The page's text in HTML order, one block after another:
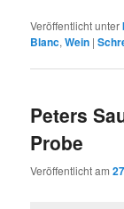
Veröffentlicht unter
Blanc,Wein |
Peters
Probe
Veröffentlicht am